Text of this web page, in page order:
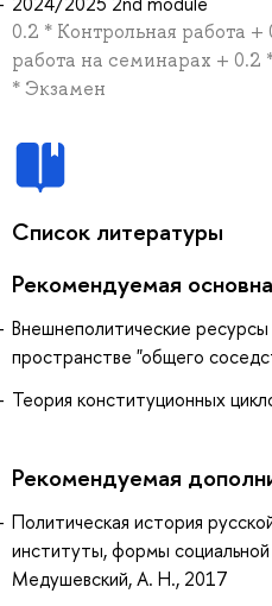
0.2 * Контрольная работа +
работа на семинарах + 0.2
* Экзамен
Список литературы
Рекомендуемая
Внешнеполитические ресурсы
пространстве "общего
Теория конституционных
Рекомендуемая
Политическая история
институты, формы
Медушевский, А. Н., 2017